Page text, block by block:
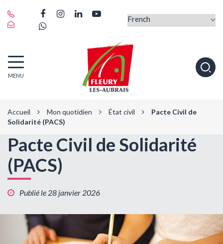
Lien
Lien
compte
Instagram
Lien
compte
Linkedin
chaîne
Youtube
Whatsapp
MENU
Accueil Mon quotidien État civil
Pacte Civil de
Solidarité (PACS)
Pacte Civil de Solidarité
(PACS)
Publié le 28 janvier 2026